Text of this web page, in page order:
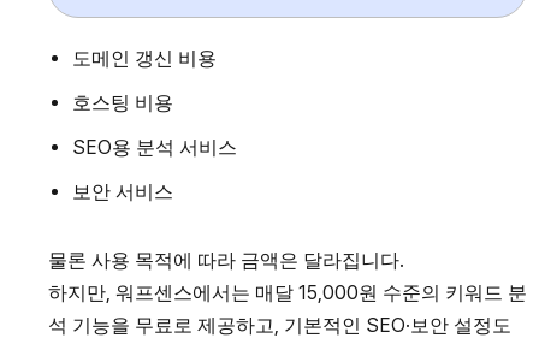
도메인 갱신 비용
호스팅 비용
SEO용 분석 서비스
보안 서비스
물론 사용 목적에 따라 금액은 달라집니다.
하지만, 워프센스에서는 매달 15,000원 수준의 키워드 분
석 기능을 무료로 제공하고, 기본적인 SEO·보안 설정도